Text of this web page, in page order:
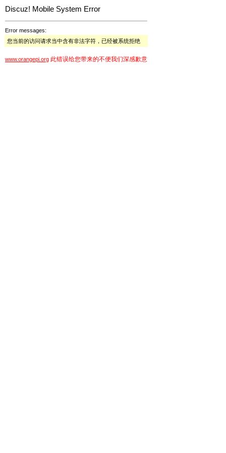
Discuz! Mobile System Error
Error messages:
您当前的访问请求当中含有非法字符，已经被系统拒绝
www.orangepi.org 此错误给您带来的不便我们深感歉意